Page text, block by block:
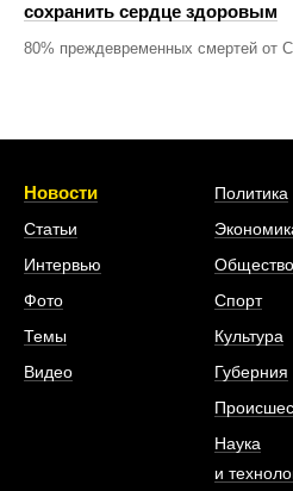
сохранить сердце здоровым
80% преждевременных смертей от
Новости
Статьи
Интервью
Фото
Темы
Видео
Политика
Общество
Спорт
Культура
Губерния
Наука
и